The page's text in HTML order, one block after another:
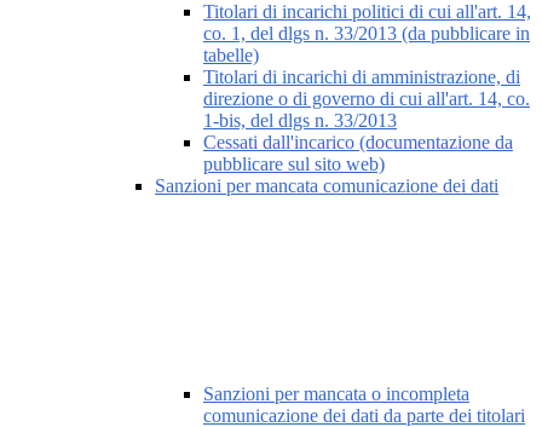
Titolari di incarichi politici di cui all'art. 14,
co. 1, del dlgs n. 33/2013 (da pubblicare in
tabelle)
Titolari di incarichi di amministrazione, di
direzione o di governo di cui all'art. 14, co.
1-bis, del dlgs n. 33/2013
Cessati dall'incarico (documentazione da
pubblicare sul sito web)
Sanzioni per mancata comunicazione dei dati
Sanzioni per mancata o incompleta
comunicazione dei dati da parte dei titolari